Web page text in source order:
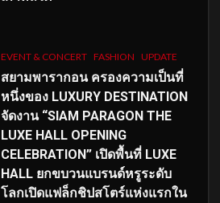
EVENT & CONCERT FASHION UPDATE
สยามพารากอน ครองความเป็นที่
หนึ่งของ LUXURY DESTINATION
จัดงาน “SIAM PARAGON THE
LUXE HALL OPENING
CELEBRATION” เปิดพื้นที่ LUXE
HALL ยกขบวนแบรนด์หรูระดับ
โลกเปิดแฟล็กชิปสโตร์แห่งแรกใน